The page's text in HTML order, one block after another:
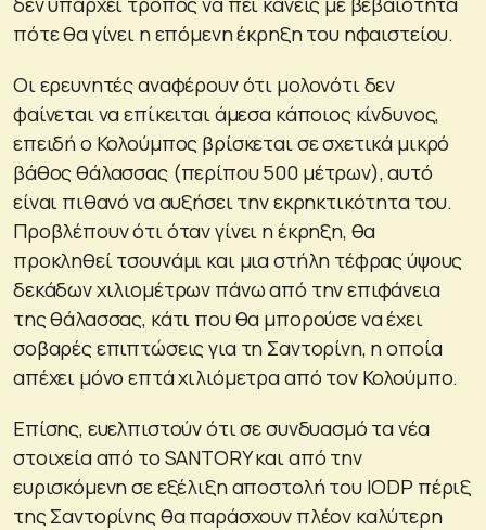
πότε θα γίνει η επόμενη έκρηξη του ηφαιστείου.
Οι ερευνητές αναφέρουν ότι μολονότι δεν
φαίνεται να επίκειται άμεσα κάποιος κίνδυνος,
επειδή ο Κολούμπος βρίσκεται σε σχετικά μικρό
βάθος θάλασσας (περίπου 500 μέτρων), αυτό
είναι πιθανό να αυξήσει την εκρηκτικότητα του.
Προβλέπουν ότι όταν γίνει η έκρηξη, θα
προκληθεί τσουνάμι και μια στήλη τέφρας ύψους
δεκάδων χιλιομέτρων πάνω από την επιφάνεια
της θάλασσας, κάτι που θα μπορούσε να έχει
σοβαρές επιπτώσεις για τη Σαντορίνη, η οποία
απέχει μόνο επτά χιλιόμετρα από τον Κολούμπο.
Επίσης, ευελπιστούν ότι σε συνδυασμό τα νέα
στοιχεία από το SANTORY και από την
ευρισκόμενη σε εξέλιξη αποστολή του IODP πέριξ
της Σαντορίνης θα παράσχουν πλέον καλύτερη